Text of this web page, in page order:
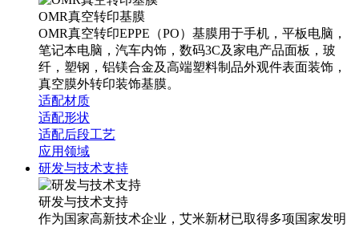
OMR真空转印基膜
OMR真空转印EPPE（PO）基膜用于手机，平板电脑，
笔记本电脑，汽车内饰，数码3C及家电产品面板，玻
纤，塑钢，铝镁合金及高端塑料制品外观件表面装饰，
真空膜外转印装饰基膜。
适配材质
适配形状
适配后段工艺
应用领域
研发与技术支持
研发与技术支持
作为国家高新技术企业，艾米新材已取得多项国家发明